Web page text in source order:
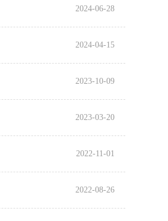
2024-06-28
2024-04-15
2023-10-09
2023-03-20
2022-11-01
2022-08-26